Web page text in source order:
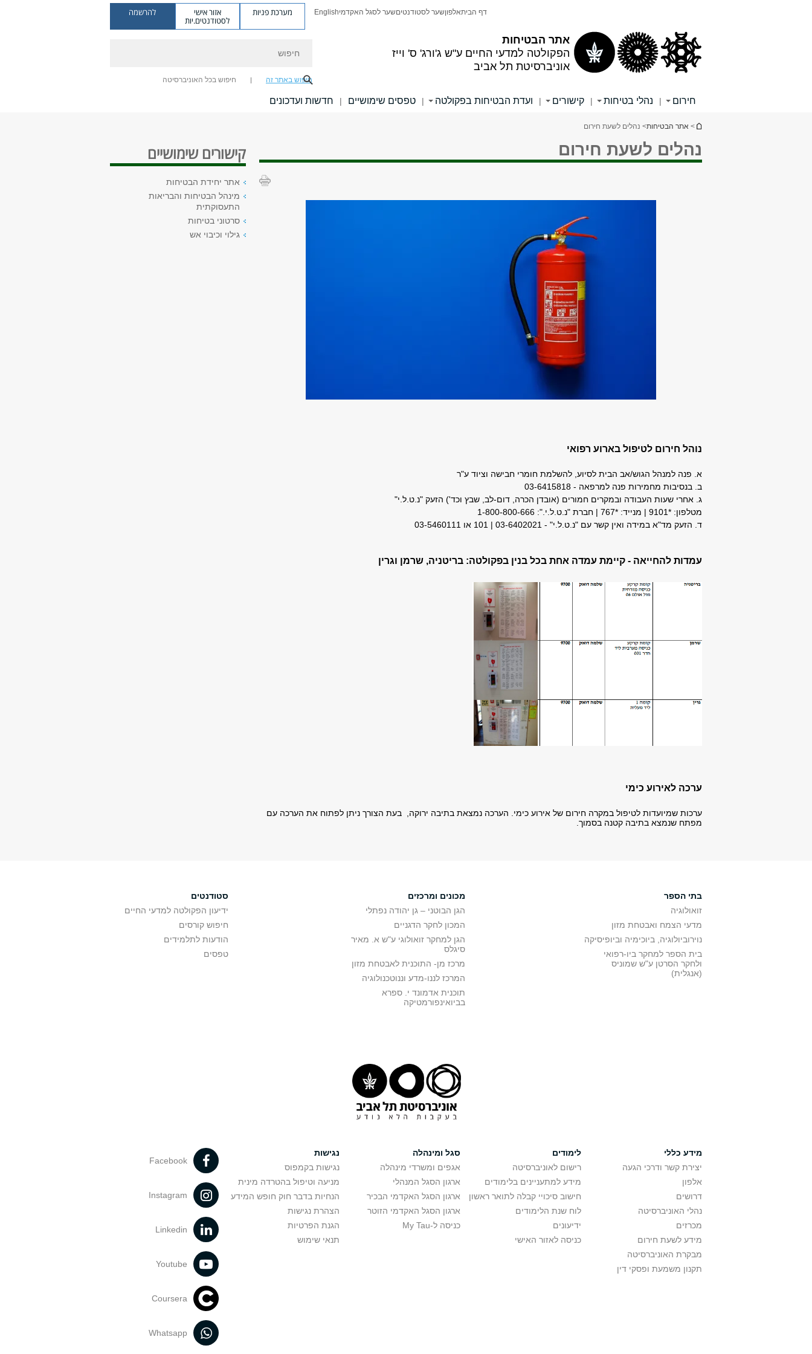
אתר הבטיחות
הפקולטה למדעי החיים ע"ש ג'ורג' ס' וייז
אוניברסיטת תל אביב
דף הביתאלפוןשער לסטודנטיםשער לסגל האקדמיEnglish מערכת פניות אזור אישי
לסטודנטים.יות
להרשמה
חיפוש באתר זה חיפוש בכל האוניברסיטה
חירום | נהלי בטיחות | קישורים | ועדת הבטיחות בפקולטה | טפסים שימושיים | חדשות ועדכונים
הינך נמצא כאן
> אתר הבטיחות> נהלים לשעת חירום
נהלים לשעת חירום
נוהל חירום לטיפול בארוע רפואי
א. פנה למנהל הגוש/אב הבית לסיוע, להשלמת חומרי חבישה וציוד ע"ר
ב. בנסיבות מחמירות פנה למרפאה - 03-6415818
ג. אחרי שעות העבודה ובמקרים חמורים (אובדן הכרה, דום-לב, שבץ וכד') הזעק "נ.ט.ל.י"
מטלפון: *9101 | מנייד: *767 | חברת "נ.ט.ל.י.": 1-800-800-666
ד. הזעק מד"א במידה ואין קשר עם "נ.ט.ל.י" - 03-6402021 | 101 או 03-5460111
עמדות להחייאה - קיימת עמדה אחת בכל בנין בפקולטה: בריטניה, שרמן וגרין
ערכה לאירוע כימי
ערכות שמיועדות לטיפול במקרה חירום של אירוע כימי. הערכה נמצאת בתיבה ירוקה, בעת הצורך ניתן לפתוח את הערכה עם
מפתח שנמצא בתיבה קטנה בסמוך.
קישורים שימושיים
אתר יחידת הבטיחות
מינהל הבטיחות והבריאות
התעסוקתית
סרטוני בטיחות
גילוי וכיבוי אש
בתי הספר
זואולוגיה
מדעי הצמח ואבטחת מזון
נוירוביולוגיה, ביוכימיה וביופיסיקה
בית הספר למחקר ביו-רפואי
ולחקר הסרטן ע"ש שמוניס
(אנגלית)
מכונים ומרכזים
הגן הבוטני – גן יהודה נפתלי
המכון לחקר הדגניים
הגן למחקר זואולוגי ע"ש א. מאיר
סיגלס
מרכז מן- התוכנית לאבטחת מזון
המרכז לננו-מדע וננוטכנולוגיה
תוכנית אדמונד י. ספרא
בביואינפורמטיקה
סטודנטים
ידיעון הפקולטה למדעי החיים
חיפוש קורסים
הודעות לתלמידים
טפסים
מידע כללי
יצירת קשר ודרכי הגעה
אלפון
דרושים
נהלי האוניברסיטה
מכרזים
מידע לשעת חירום
מבקרת האוניברסיטה
תקנון משמעת ופסקי דין
לימודים
רישום לאוניברסיטה
מידע למתעניינים בלימודים
חישוב סיכויי קבלה לתואר ראשון
לוח שנת הלימודים
ידיעונים
כניסה לאזור האישי
סגל ומינהלה
אגפים ומשרדי מינהלה
ארגון הסגל המנהלי
ארגון הסגל האקדמי הבכיר
ארגון הסגל האקדמי הזוטר
כניסה ל-My Tau
נגישות
נגישות בקמפוס
מניעה וטיפול בהטרדה מינית
הנחיות בדבר חוק חופש המידע
הצהרת נגישות
הגנת הפרטיות
תנאי שימוש
Facebook
Instagram
Linkedin
Youtube
Coursera
Whatsapp